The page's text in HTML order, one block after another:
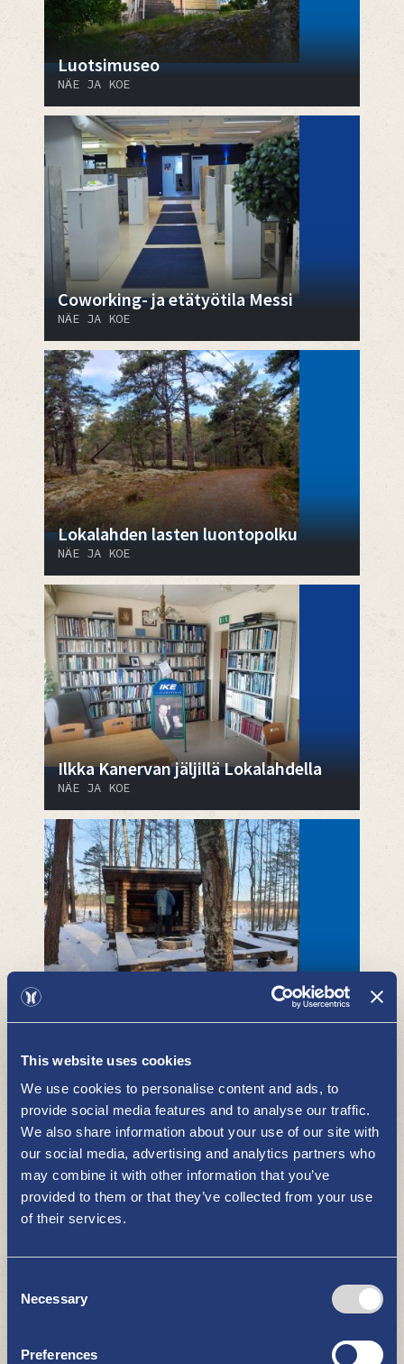
This website uses cookies
We use cookies to personalise content and ads, to
provide social media features and to analyse our traffic.
We also share information about your use of our site with
our social media, advertising and analytics partners who
may combine it with other information that you’ve
provided to them or that they’ve collected from your use
of their services.
Selection
Necessary
Preferences
Luotsimuseo
NÄE JA KOE
Coworking- ja etätyötila Messi
NÄE JA KOE
Lokalahden lasten luontopolku
NÄE JA KOE
Ilkka Kanervan jäljillä Lokalahdella
NÄE JA KOE
NÄE JA KOE
Pyhämaa - tutustu ja ihastu
NÄE JA KOE